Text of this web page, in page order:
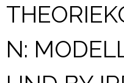
N: